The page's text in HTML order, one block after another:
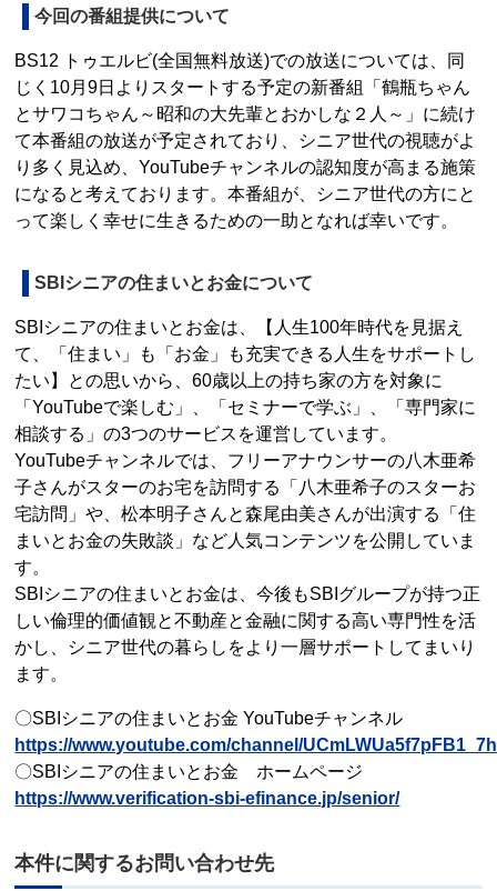
今回の番組提供について
BS12 トゥエルビ(全国無料放送)での放送については、同
じく10月9日よりスタートする予定の新番組「鶴瓶ちゃん
とサワコちゃん～昭和の大先輩とおかしな２人～」に続け
て本番組の放送が予定されており、シニア世代の視聴がよ
り多く見込め、YouTubeチャンネルの認知度が高まる施策
になると考えております。本番組が、シニア世代の方にと
って楽しく幸せに生きるための一助となれば幸いです。
SBIシニアの住まいとお金について
SBIシニアの住まいとお金は、【人生100年時代を見据え
て、「住まい」も「お金」も充実できる人生をサポートし
たい】との思いから、60歳以上の持ち家の方を対象に
「YouTubeで楽しむ」、「セミナーで学ぶ」、「専門家に
相談する」の3つのサービスを運営しています。
YouTubeチャンネルでは、フリーアナウンサーの八木亜希
子さんがスターのお宅を訪問する「八木亜希子のスターお
宅訪問」や、松本明子さんと森尾由美さんが出演する「住
まいとお金の失敗談」など人気コンテンツを公開していま
す。
SBIシニアの住まいとお金は、今後もSBIグループが持つ正
しい倫理的価値観と不動産と金融に関する高い専門性を活
かし、シニア世代の暮らしをより一層サポートしてまいり
ます。
〇SBIシニアの住まいとお金 YouTubeチャンネル
https://www.youtube.com/channel/
〇SBIシニアの住まいとお金 ホームページ
https://www.verification-sbi-efinance.jp/senior/
本件に関するお問い合わせ先